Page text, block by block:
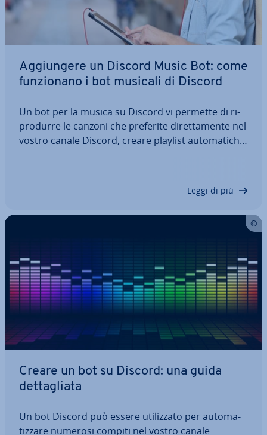
Ag­giun­ge­re un Discord Music Bot: come
fun­zio­na­no i bot musicali di Discord
Un bot per la musica su Discord vi permette di ri­
pro­dur­re le canzoni che preferite di­ret­ta­men­te nel
vostro canale Discord, creare playlist au­to­ma­ti­che
Leggi di più
Creare un bot su Discord: una guida
det­ta­glia­ta
Un bot Discord può essere uti­liz­za­to per au­to­ma­
tiz­za­re numerosi compiti nel vostro canale